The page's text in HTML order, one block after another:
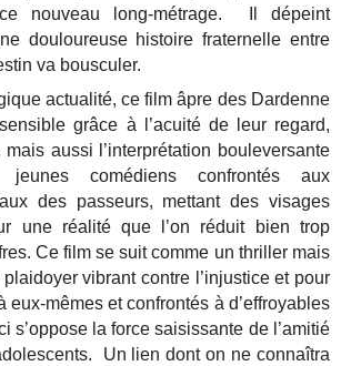
nouveau long-métrage. Il dépeint
douloureuse histoire fraternelle entre
va bousculer.
actualité, ce film âpre des Dardenne
grâce à l’acuité de leur regard,
aussi l’interprétation bouleversante
comédiens confrontés aux
des passeurs, mettant des visages
une réalité que l’on réduit bien trop
Ce film se suit comme un thriller mais
plaidoyer vibrant contre l’injustice et pour
eux-mêmes et confrontés à d’effroyables
s’oppose la force saisissante de l’amitié
Un lien dont on ne connaîtra